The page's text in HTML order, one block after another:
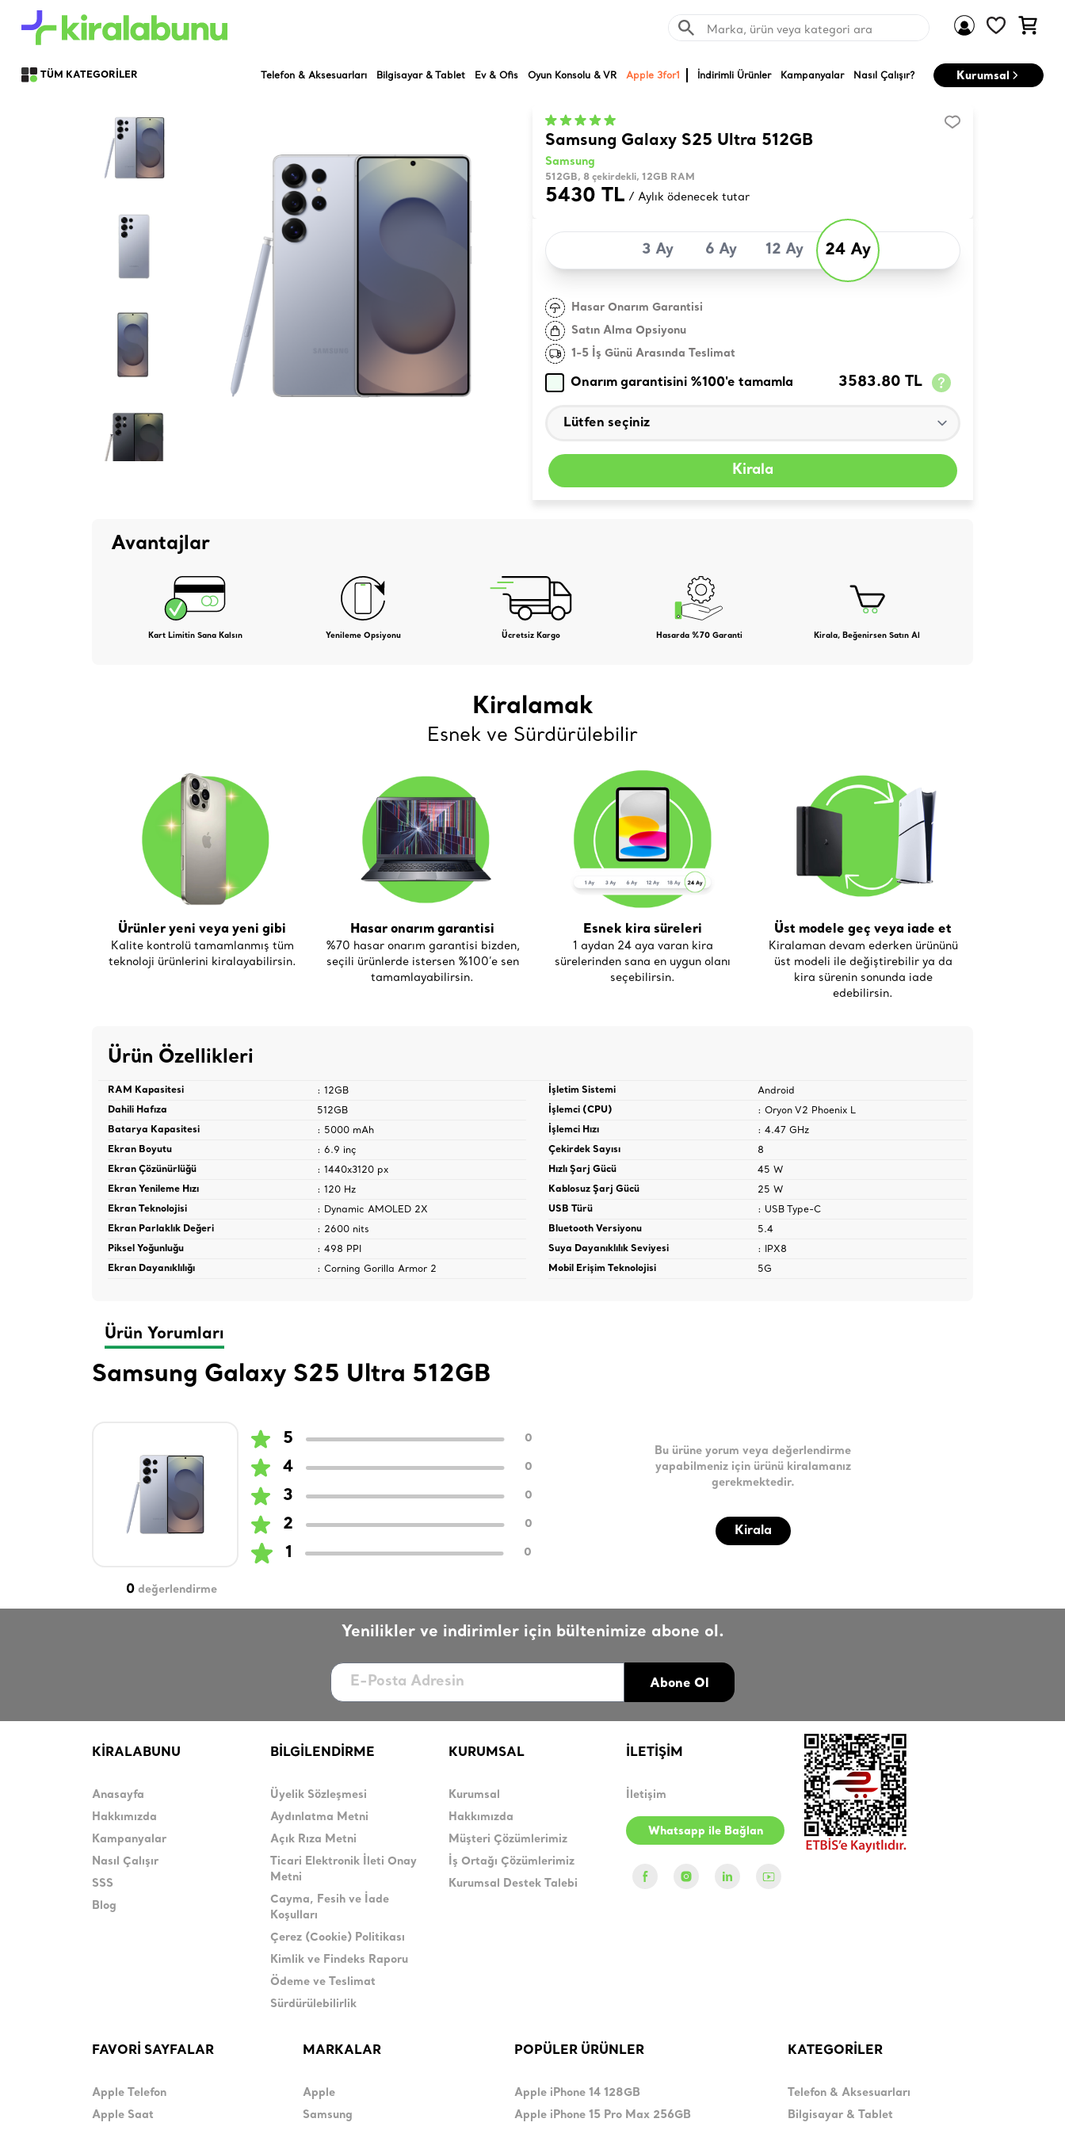
Marka, ürün veya kategori ara
TÜM KATEGORİLER Telefon & Aksesuarları Bilgisayar & Tablet Ev & Ofis Oyun Konsolu & VR Apple 3for1 İndirimli Ürünler Kampanyalar Nasıl Çalışır? Kurumsal
Samsung Galaxy S25 Ultra 512GB
Samsung
512GB, 8 çekirdekli, 12GB RAM
5430 TL / Aylık ödenecek tutar
3 Ay 6 Ay 12 Ay 24 Ay
Hasar Onarım Garantisi
Satın Alma Opsiyonu
1-5 İş Günü Arasında Teslimat
Onarım garantisini %100'e tamamla 3583.80 TL
Kirala
Avantajlar
Kart Limitin Sana Kalsın Yenileme Opsiyonu Ücretsiz Kargo Hasarda %70 Garanti Kirala, Beğenirsen Satın Al
Kiralamak
Esnek ve Sürdürülebilir
Ürünler yeni veya yeni gibi
Kalite kontrolü tamamlanmış tüm
teknoloji ürünlerini kiralayabilirsin.
Hasar onarım garantisi
%70 hasar onarım garantisi bizden,
seçili ürünlerde istersen %100’e sen
tamamlayabilirsin.
Esnek kira süreleri
1 aydan 24 aya varan kira
sürelerinden sana en uygun olanı
seçebilirsin.
Üst modele geç veya iade et
Kiralaman devam ederken ürününü
üst modeli ile değiştirebilir ya da
kira sürenin sonunda iade
edebilirsin.
Ürün Özellikleri
RAM Kapasitesi : 12GB
Dahili Hafıza 512GB
Batarya Kapasitesi : 5000 mAh
Ekran Boyutu : 6.9 inç
Ekran Çözünürlüğü : 1440x3120 px
Ekran Yenileme Hızı : 120 Hz
Ekran Teknolojisi : Dynamic AMOLED 2X
Ekran Parlaklık Değeri : 2600 nits
Piksel Yoğunluğu : 498 PPI
Ekran Dayanıklılığı : Corning Gorilla Armor 2
İşletim Sistemi Android
İşlemci (CPU) : Oryon V2 Phoenix L
İşlemci Hızı : 4.47 GHz
Çekirdek Sayısı 8
Hızlı Şarj Gücü 45 W
Kablosuz Şarj Gücü 25 W
USB Türü : USB Type-C
Bluetooth Versiyonu 5.4
Suya Dayanıklılık Seviyesi : IPX8
Mobil Erişim Teknolojisi 5G
Ürün Yorumları
Samsung Galaxy S25 Ultra 512GB
0 değerlendirme
5 0
4 0
3 0
2 0
1 0
Bu ürüne yorum veya değerlendirme
yapabilmeniz için ürünü kiralamanız
gerekmektedir.
Kirala
Yenilikler ve indirimler için bültenimize abone ol.
Abone Ol
KİRALABUNU
Anasayfa
Hakkımızda
Kampanyalar
Nasıl Çalışır
SSS
Blog
BİLGİLENDİRME
Üyelik Sözleşmesi
Aydınlatma Metni
Açık Rıza Metni
Ticari Elektronik İleti Onay
Metni
Cayma, Fesih ve İade
Koşulları
Çerez (Cookie) Politikası
Kimlik ve Findeks Raporu
Ödeme ve Teslimat
Sürdürülebilirlik
KURUMSAL
Kurumsal
Hakkımızda
Müşteri Çözümlerimiz
İş Ortağı Çözümlerimiz
Kurumsal Destek Talebi
İLETİŞİM
İletişim
Whatsapp ile Bağlan
FAVORİ SAYFALAR
Apple Telefon
Apple Saat
MARKALAR
Apple
Samsung
POPÜLER ÜRÜNLER
Apple iPhone 14 128GB
Apple iPhone 15 Pro Max 256GB
KATEGORİLER
Telefon & Aksesuarları
Bilgisayar & Tablet